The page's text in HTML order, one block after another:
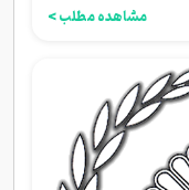
مشاهده مطلب >